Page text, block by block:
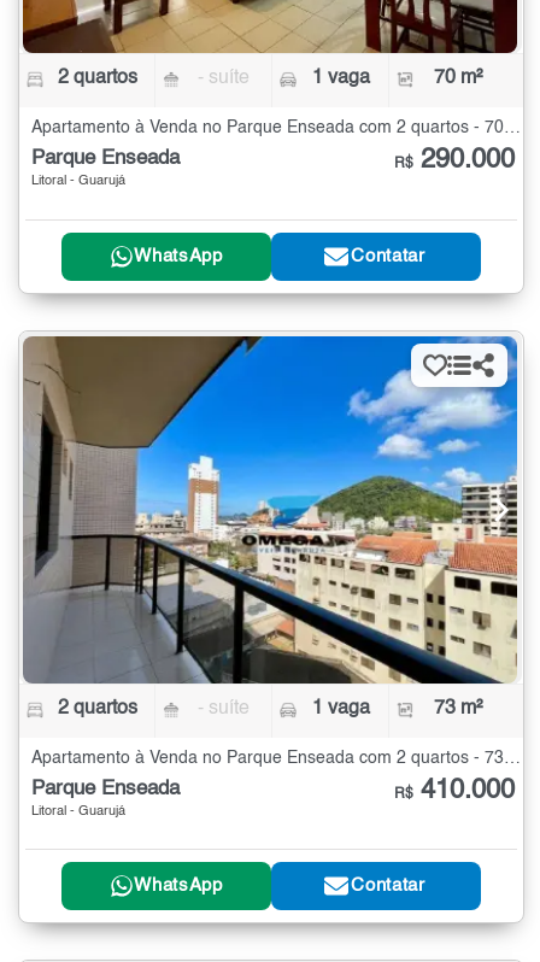
2 quartos - suíte 1 vaga 70 m²
Apartamento à Venda no Parque Enseada com 2 quartos - 70 m²
Parque Enseada
Litoral - Guarujá
R$ 290.000
WhatsApp Contatar
2 quartos - suíte 1 vaga 73 m²
Parque Enseada
Litoral - Guarujá
R$ 410.000
WhatsApp Contatar